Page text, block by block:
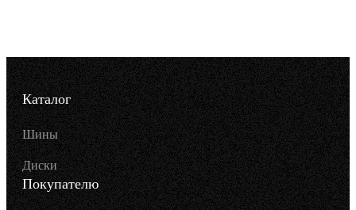
Каталог
Шины
Диски
Покупателю